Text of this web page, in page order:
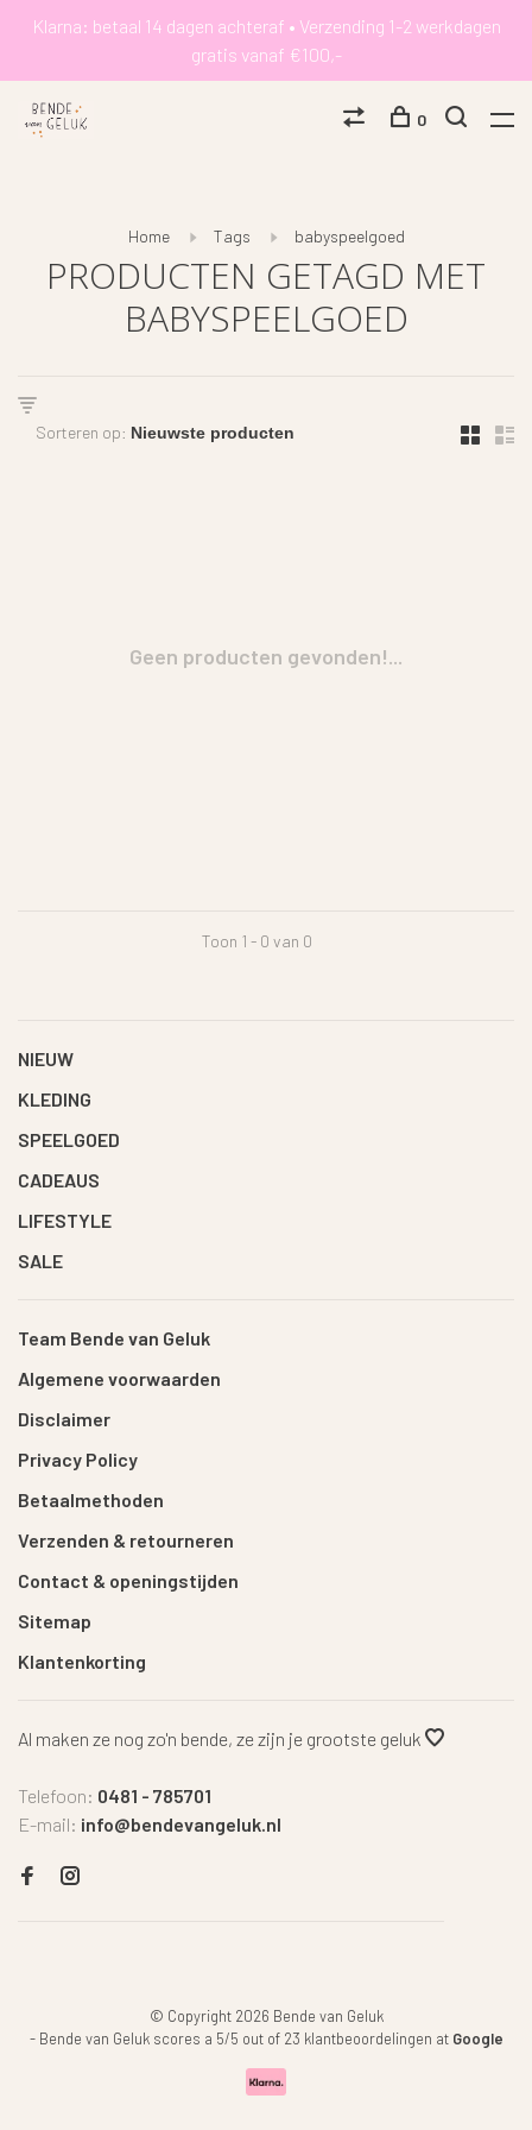
Klarna: betaal 14 dagen achteraf • Verzending 1-2 werkdagen
gratis vanaf €100,-
0
Home Tags babyspeelgoed
PRODUCTEN GETAGD MET
BABYSPEELGOED
Sorteren op:
Geen producten gevonden!...
Toon 1 - 0 van 0
NIEUW
KLEDING
SPEELGOED
CADEAUS
LIFESTYLE
SALE
Team Bende van Geluk
Algemene voorwaarden
Disclaimer
Privacy Policy
Betaalmethoden
Verzenden & retourneren
Contact & openingstijden
Sitemap
Klantenkorting
Al maken ze nog zo'n bende, ze zijn je grootste geluk
Telefoon: 0481 - 785701
E-mail: info@bendevangeluk.nl
© Copyright 2026 Bende van Geluk
- Bende van Geluk scores a 5/5 out of 23 klantbeoordelingen at Google